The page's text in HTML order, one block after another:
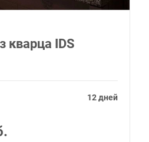
кварца IDS
12 дней